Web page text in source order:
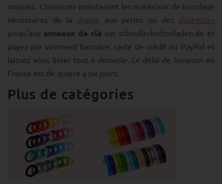
uniques. Choisissez maintenant les matériaux de bricolage
nécessaires de la chaine aux perles ou des clochettes
jusqu'aux anneaux de clé sur schnullerkettenladen.de et
payez par virement bancaire, carte de crédit ou PayPal et
laissez vous livrer tout à domicile. Le délai de livraison en
France est de quatre à six jours.
Plus de catégories